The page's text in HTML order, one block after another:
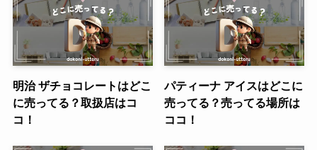
明治 ザチョコレートはどこ
に売ってる？取扱店はコ
コ！
パティーナ アイスはどこに
売ってる？売ってる場所は
ココ！